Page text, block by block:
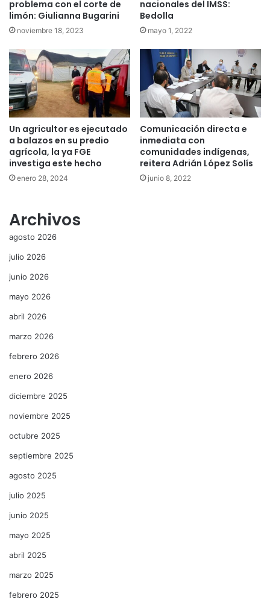
problema con el corte de
limón: Giulianna Bugarini
noviembre 18, 2023
nacionales del IMSS:
Bedolla
mayo 1, 2022
Un agricultor es ejecutado
a balazos en su predio
agrícola, la ya FGE
investiga este hecho
enero 28, 2024
Comunicación directa e
inmediata con
comunidades indígenas,
reitera Adrián López Solís
junio 8, 2022
Archivos
agosto 2026
julio 2026
junio 2026
mayo 2026
abril 2026
marzo 2026
febrero 2026
enero 2026
diciembre 2025
noviembre 2025
octubre 2025
septiembre 2025
agosto 2025
julio 2025
junio 2025
mayo 2025
abril 2025
marzo 2025
febrero 2025